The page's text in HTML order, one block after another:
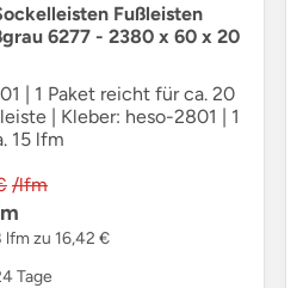
Fußleisten
6277 - 2380 x 60 x 20
| 1 Paket reicht für ca. 20
| Kleber: heso-2801 | 1
15 lfm
/lfm
lfm zu 16,42 €
Tage